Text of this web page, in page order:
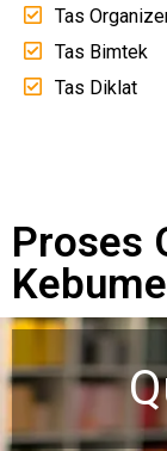
Tas
Tas Bimtek
Tas Diklat
Proses